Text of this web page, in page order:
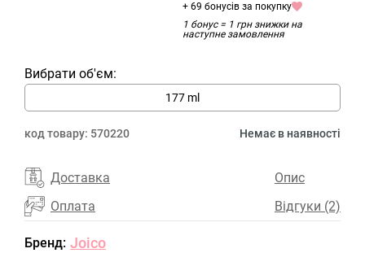
+ 69 бонусів за покупку
1 бонус = 1 грн знижки на
наступне замовлення
Вибрати об'єм:
177 ml
код товару: 570220 Немає в наявності
Доставка
Оплата
Опис
Відгуки (2)
Бренд: Joico